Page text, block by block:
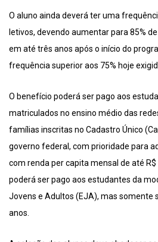
O aluno ainda deverá ter uma
letivos, devendo aumentar para 85%
em até três anos após o início do
frequência superior aos 75% hoje
O benefício poderá ser pago aos
matriculados no ensino médio das
famílias inscritas no Cadastro Único
governo federal, com prioridade para
com renda per capita mensal de até
poderá ser pago aos estudantes da
Jovens e Adultos (EJA), mas somente
anos.